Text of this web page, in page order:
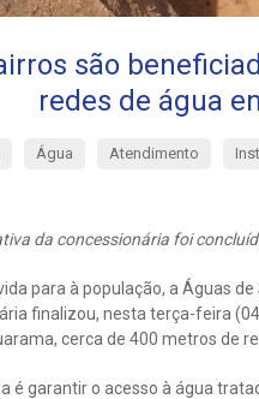
são
redes de água
Água Atendimento
da concessionária foi
para à população, a Águas
finalizou, nesta terça-feira
cerca de 400 metros de
é garantir o acesso à água